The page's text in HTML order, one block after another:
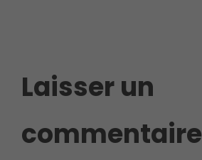
Laisser un
commentaire